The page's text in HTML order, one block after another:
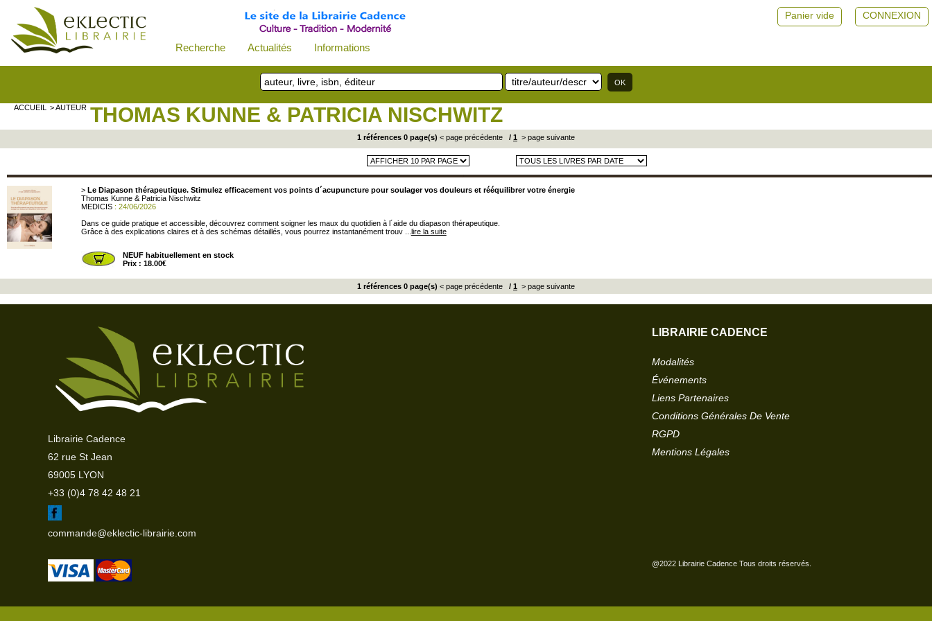
Recherche Actualités Informations
CONNEXION
Panier vide
ACCUEIL > AUTEUR THOMAS KUNNE & PATRICIA NISCHWITZ
1 références 0 page(s) < page précédente / 1 > page suivante
> Le Diapason thérapeutique. Stimulez efficacement vos points d´acupuncture pour soulager vos douleurs et rééquilibrer votre énergie
Thomas Kunne & Patricia Nischwitz
MEDICIS: 24/06/2026
Dans ce guide pratique et accessible, découvrez comment soigner les maux du quotidien à l´aide du diapason thérapeutique.
Grâce à des explications claires et à des schémas détaillés, vous pourrez instantanément trouv ... lire la suite
NEUF habituellement en stock
Prix : 18.00€
1 références 0 page(s) < page précédente / 1 > page suivante
Librairie Cadence
62 rue St Jean
69005 LYON
+33 (0)4 78 42 48 21
commande@eklectic-librairie.com
LIBRAIRIE CADENCE
Modalités
Événements
Liens Partenaires
Conditions Générales De Vente
RGPD
Mentions Légales
@2022 Librairie Cadence Tous droits réservés.